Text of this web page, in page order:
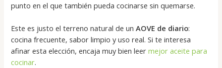
punto en el que también pueda cocinarse sin quemarse.
Este es justo el terreno natural de unAOVE de diario:
cocina frecuente, sabor limpio y uso real. Si te interesa
afinar esta elección, encaja muy bien leermejor aceite para
cocinar.